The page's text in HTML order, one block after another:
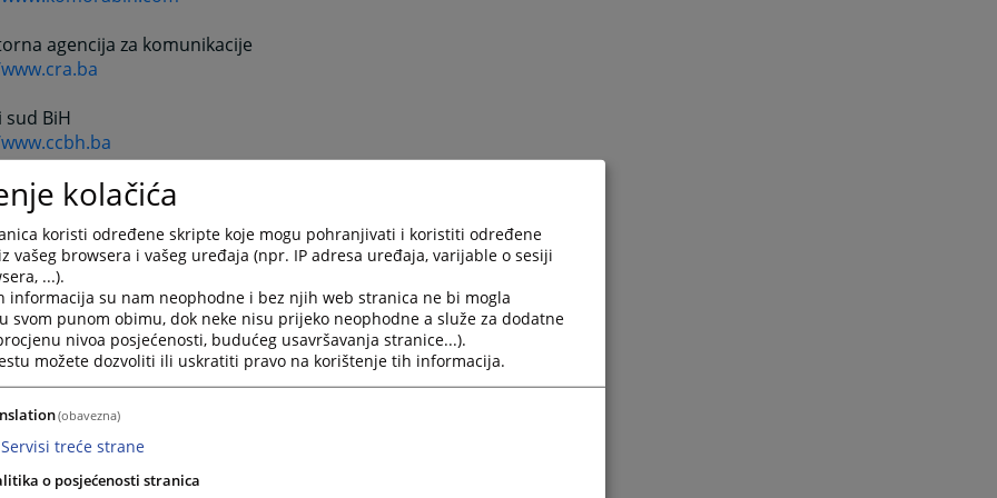
agencija za komunikacije
sud BiH
Visokog predstavnika
u BiH
Evropske komisije
za imovinske zahtjeve raseljenih lica i izbjeglica (CRPC)
new/en/main.htm
BiH
kolačića
koristi određene skripte koje mogu pohranjivati i koristiti određene
vašeg browsera i vašeg uređaja (npr. IP adresa uređaja, varijable o sesiji
...).
informacija su nam neophodne i bez njih web stranica ne bi mogla
svom punom obimu, dok neke nisu prijeko neophodne a služe za dodatne
nivoa posjećenosti, budućeg usavršavanja stranice...).
možete dozvoliti ili uskratiti pravo na korištenje tih informacija.
(obavezna)
Servisi treće strane
o posjećenosti stranica